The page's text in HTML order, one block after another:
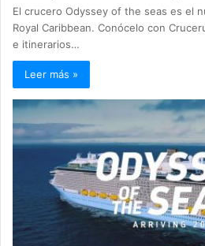
El crucero Odyssey of the seas es el
Royal Caribbean. Conócelo con
e itinerarios…
Leer más »